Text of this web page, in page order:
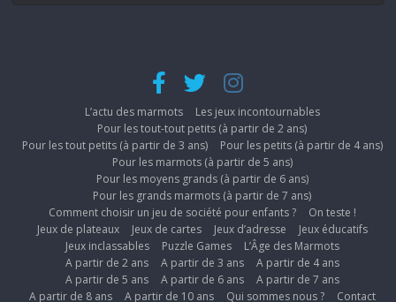
L’actu des marmots
Les jeux incontournables
Pour les tout-tout petits (à partir de 2 ans)
Pour les tout petits (à partir de 3 ans)
Pour les petits (à partir de 4 ans)
Pour les marmots (à partir de 5 ans)
Pour les moyens grands (à partir de 6 ans)
Pour les grands marmots (à partir de 7 ans)
Comment choisir un jeu de société pour enfants ?
On teste !
Jeux de plateaux
Jeux de cartes Jeux d’adresse
Jeux éducatifs
Jeux inclassables
Puzzle Games
L’Âge des Marmots
A partir de 2 ans
A partir de 3 ans
A partir de 4 ans
A partir de 5 ans
A partir de 6 ans
A partir de 7 ans
A partir de 8 ans
A partir de 10 ans Qui sommes nous ? Contact